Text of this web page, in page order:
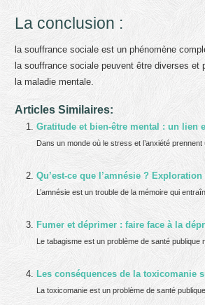
La conclusion :
la souffrance sociale est un phénomène
la souffrance sociale peuvent être diverses
la maladie mentale.
Articles Similaires:
Gratitude et bien-être mental : un lien
Dans un monde où le stress et l’anxiété
Qu’est-ce que l’amnésie ?
L’amnésie est un trouble de la mémoire qui
Fumer et déprimer : faire face à la
Le tabagisme est un problème de santé
Les conséquences de la toxicomanie
La toxicomanie est un problème de santé